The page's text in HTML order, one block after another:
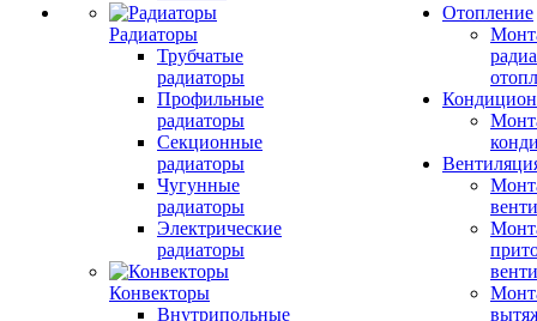
Радиаторы
Трубчатые
радиаторы
Профильные
радиаторы
Секционные
радиаторы
Чугунные
радиаторы
Электрические
радиаторы
Конвекторы
Внутрипольные
Отопление